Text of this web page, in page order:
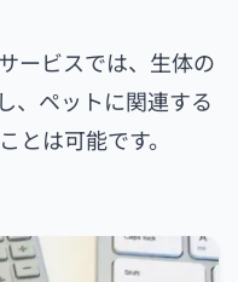
ービスでは、生体の
、ペットに関連する
とは可能です。